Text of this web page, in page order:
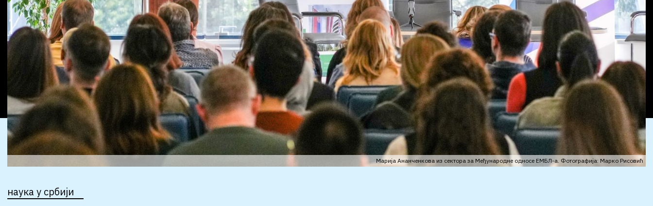
Марија Ананченкова из сектора за Међународне односе ЕМБЛ-а. Фотографија: Марко Рисовић
наука у србији